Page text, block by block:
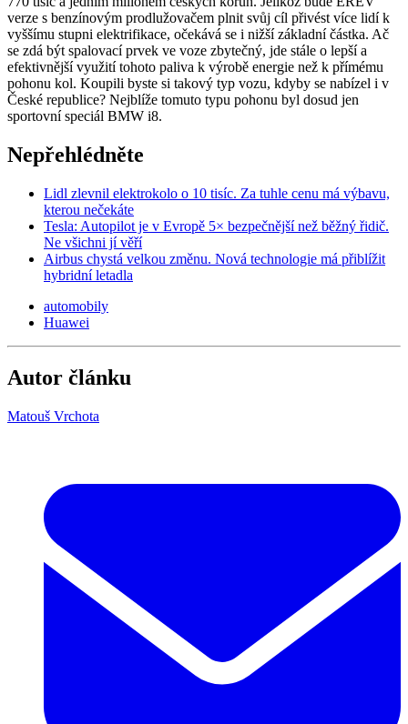
verze s benzínovým prodlužovačem plnit svůj cíl přivést více lidí k
vyššímu stupni elektrifikace, očekává se i nižší základní částka. Ač
se zdá být spalovací prvek ve voze zbytečný, jde stále o lepší a
efektivnější využití tohoto paliva k výrobě energie než k přímému
pohonu kol. Koupili byste si takový typ vozu, kdyby se nabízel i v
České republice? Nejblíže tomuto typu pohonu byl dosud jen
sportovní speciál BMW i8.
Nepřehlédněte
Lidl zlevnil elektrokolo o 10 tisíc. Za tuhle cenu má výbavu,
kterou nečekáte
Tesla: Autopilot je v Evropě 5× bezpečnější než běžný řidič.
Ne všichni jí věří
Airbus chystá velkou změnu. Nová technologie má přiblížit
hybridní letadla
automobily
Huawei
Autor článku
Matouš Vrchota